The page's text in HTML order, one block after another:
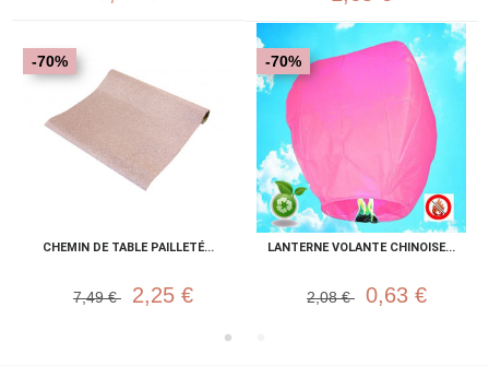
CHEMIN DE TABLE PAILLETÉ...
-70%
7,49 € 2,25 €
LANTERNE VOLANTE CHINOISE...
-70%
2,08 € 0,63 €